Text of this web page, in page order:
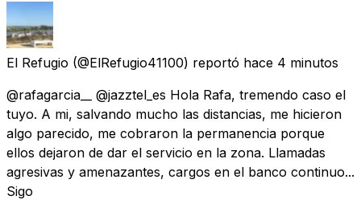
El Refugio (@ElRefugio41100) reportó hace 4 minutos
@rafagarcia__ @jazztel_es Hola Rafa, tremendo caso el
tuyo. A mi, salvando mucho las distancias, me hicieron
algo parecido, me cobraron la permanencia porque
ellos dejaron de dar el servicio en la zona. Llamadas
agresivas y amenazantes, cargos en el banco continuo...
Sigo